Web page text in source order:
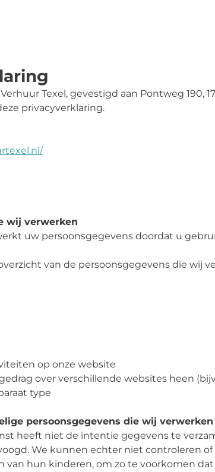
Texel, gevestigd aan Pontweg
privacyverklaring.
wij verwerken
uw persoonsgegevens doordat u
van de persoonsgegevens die wij
op onze website
over verschillende websites heen
type
persoonsgegevens die wij verwerken
heeft niet de intentie gegevens te
We kunnen echter niet controleren
van hun kinderen, om zo te voorkomen